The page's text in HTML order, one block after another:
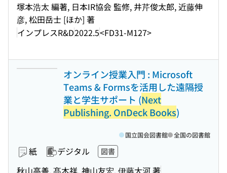
塚本浩太 編著, 日本IR協会 監修, 井芹俊太郎, 近藤伸
彦, 松田岳士 [ほか] 著
インプレスR&D2022.5<FD31-M127>
オンライン授業入門 : Microsoft
Teams & Formsを活用した遠隔授
業と学生サポート (Next
Publishing. OnDeck Books)
紙 デジタル 図書
秋山高善, 髙木祥, 神山友宏, 伊藤大河 著
国立国会図書館 全国の図書館